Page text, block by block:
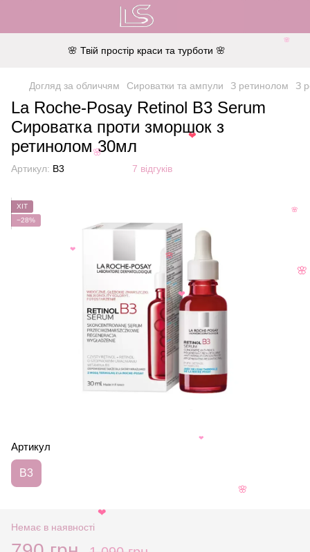
🌸 Твій простір краси та турботи 🌸
Догляд за обличчям Сироватки та ампули З ретинолом З
La Roche-Posay Retinol B3 Serum
Сироватка проти зморшок з
ретинолом 30мл
Артикул: B3 7 відгуків
ХІТ
−28%
Артикул
B3
Немає в наявності
🌸
❤